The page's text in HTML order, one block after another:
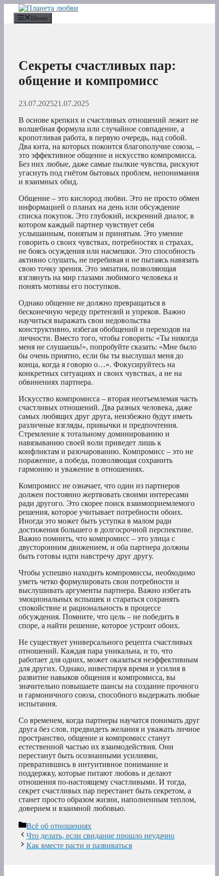
Перейти
содержимому
Меню
Секреты счастливых пар:
общение и компромисс
23.07.202521.07.2025
В основе крепких и счастливых отношений лежит не
волшебная формула или случайное совпадение, а
кропотливая работа, в первую очередь, над собой.
Два кита, на которых покоится благополучие союза, –
это эффективное общение и искусство компромисса.
Без них любые, даже самые пылкие чувства, рискуют
угаснуть под гнётом бытовых проблем, непонимания
и взаимных обид.
Общение – это кислород любви. Это не просто обмен
информацией о планах на день или обсуждение
списка покупок. Это глубокий, искренний диалог, в
котором каждый партнер чувствует себя
услышанным, понятым и принятым. Это умение
говорить о своих чувствах, потребностях и страхах,
не боясь осуждения или насмешки. Это способность
активно слушать, не перебивая и не пытаясь навязать
свою точку зрения. Это эмпатия, позволяющая
взглянуть на мир глазами любимого человека и
понять мотивы его поступков.
Однако общение не должно превращаться в
бесконечную череду претензий и упреков. Важно
научиться выражать свои недовольства
конструктивно, избегая обобщений и переходов на
личности. Вместо того, чтобы говорить: «Ты никогда
меня не слушаешь!», попробуйте сказать: «Мне было
бы очень приятно, если бы ты выслушал меня до
конца, когда я говорю о…». Фокусируйтесь на
конкретных ситуациях и своих чувствах, а не на
обвинениях партнера.
Искусство компромисса – вторая неотъемлемая часть
счастливых отношений. Два разных человека, даже
самых любящих друг друга, неизбежно будут иметь
различные взгляды, привычки и предпочтения.
Стремление к тотальному доминированию и
навязыванию своей воли приведет лишь к
конфликтам и разочарованию. Компромисс – это не
поражение, а победа, позволяющая сохранить
гармонию и уважение в отношениях.
Компромисс не означает, что один из партнеров
должен постоянно жертвовать своими интересами
ради другого. Это скорее поиск взаимоприемлемого
решения, которое учитывает потребности обоих.
Иногда это может быть уступка в малом ради
достижения большего в долгосрочной перспективе.
Важно помнить, что компромисс – это улица с
двусторонним движением, и оба партнера должны
быть готовы идти навстречу друг другу.
Чтобы успешно находить компромиссы, необходимо
уметь четко формулировать свои потребности и
выслушивать аргументы партнера. Важно избегать
эмоциональных вспышек и стараться сохранять
спокойствие и рациональность в процессе
обсуждения. Помните, что цель – не победить в
споре, а найти решение, которое устроит обоих.
Не существует универсального рецепта счастливых
отношений. Каждая пара уникальна, и то, что
работает для одних, может оказаться неэффективным
для других. Однако, инвестируя время и усилия в
развитие навыков общения и компромисса, вы
значительно повышаете шансы на создание прочного
и гармоничного союза, способного выдержать любые
испытания.
Со временем, когда партнеры научатся понимать друг
друга без слов, предвидеть желания и уважать личное
пространство, общение и компромисс станут
естественной частью их взаимодействия. Они
перестанут быть осознанными усилиями,
превратившись в интуитивное понимание и
поддержку, которые питают любовь и делают
отношения по-настоящему счастливыми. И тогда,
секрет счастливых пар перестанет быть секретом, а
станет просто образом жизни, наполненным теплом,
доверием и взаимной любовью.
Рубрики
Всё об отношениях
Что делать, если свидание прошло неудачно
Как вместе расти и развиваться